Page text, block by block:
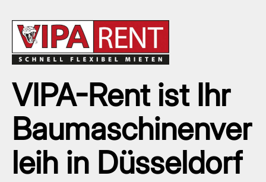
VIPA-Rent ist Ihr
Baumaschinenver
leih in Düsseldorf